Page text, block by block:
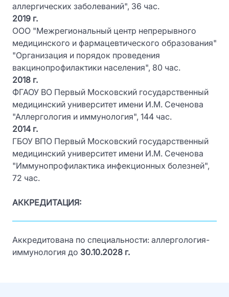
аллергических заболеваний", 36 час.
2019 г.
ООО "Межрегиональный центр непрерывного
медицинского и фармацевтического образования"
"Организация и порядок проведения
вакцинопрофилактики населения", 80 час.
2018 г.
ФГАОУ ВО Первый Московский государственный
медицинский университет имени И.М. Сеченова
"Аллергология и иммунология", 144 час.
2014 г.
ГБОУ ВПО Первый Московский государственный
медицинский университет имени И.М. Сеченова
"Иммунопрофилактика инфекционных болезней",
72 час.
АККРЕДИТАЦИЯ:
Аккредитована по специальности: аллергология-
иммунология до 30.10.2028 г.